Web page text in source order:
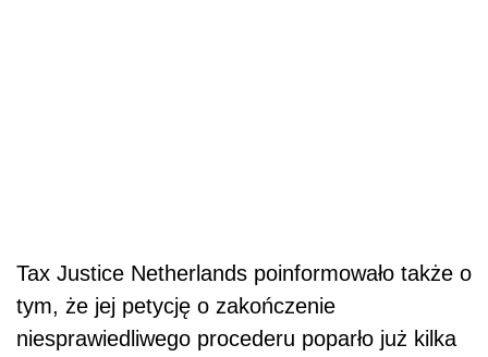
Tax Justice Netherlands poinformowało także o
tym, że jej petycję o zakończenie
niesprawiedliwego procederu poparło już kilka